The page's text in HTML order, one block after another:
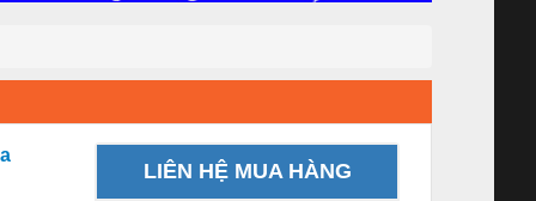
LIÊN HỆ MUA HÀNG